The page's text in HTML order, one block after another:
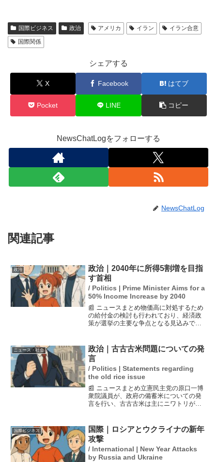
国際ビジネス 政治 アメリカ イラン
イラン合意
国際関係
シェアする
X Facebook はてブ
Pocket LINE コピー
NewsChatLogをフォローする
NewsChatLog
関連記事
政治
政治｜2040年に所得5割増を目指
す首相
/ Politics | Prime Minister Aims for a
50% Income Increase by 2040
📰 ニュースまとめ物価高に対処するため
の給付金の検討も行われており、経済政
策が選挙の主要な争点となる見込みで
目GDPを1000兆円に引き上げ、平均所得
を5割以上...
ニュース・社会
政治｜古古古米問題についての発
言
/ Politics | Statements regarding
the old rice issue
📰 ニュースまとめ立憲民主党の原口一博
衆院議員が、政府の備蓄米についての発
言を行い、古古古米は主にニワトリが食
れ、コメの高騰や備蓄米の利用に対する
関心を呼び起こしています...
国際ビジネス
国際｜ロシアとウクライナの新年
攻撃
/ International | New Year Attacks
by Russia and Ukraine